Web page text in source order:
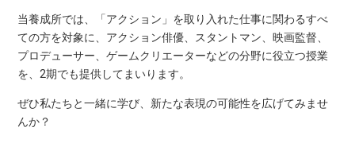
当養成所では、「アクション」を取り入れた仕事に関わるすべ
ての方を対象に、アクション俳優、スタントマン、映画監督、
プロデューサー、ゲームクリエーターなどの分野に役立つ授業
を、2期でも提供してまいります。
ぜひ私たちと一緒に学び、新たな表現の可能性を広げてみませ
んか？